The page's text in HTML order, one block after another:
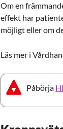
Om en
effekt har
möjligt eller om
Läs mer i
Påbörja